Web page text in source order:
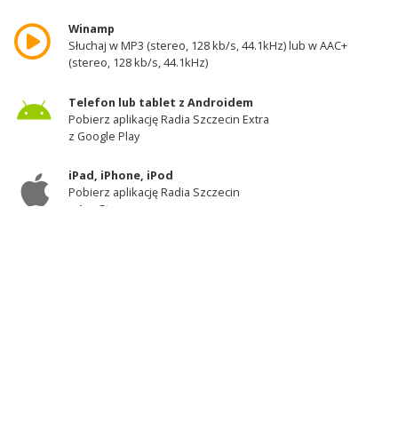
Winamp
Słuchaj w MP3 (stereo, 128 kb/s, 44.1kHz) lub w AAC+
(stereo, 128 kb/s, 44.1kHz)
Telefon lub tablet z Androidem
Pobierz aplikację Radia Szczecin Extra
z Google Play
iPad, iPhone, iPod
Pobierz aplikację Radia Szczecin
z AppStore